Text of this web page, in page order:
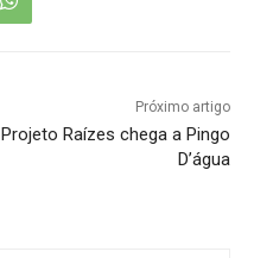
Próximo artigo
Projeto Raízes chega a Pingo
D’água